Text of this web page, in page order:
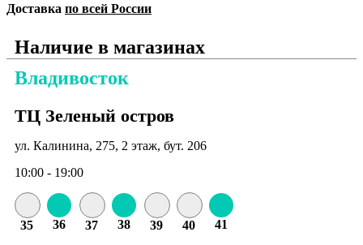
Доставка по всей России
Наличие в магазинах
Владивосток
ТЦ Зеленый остров
ул. Калинина, 275, 2 этаж, бут. 206
10:00 - 19:00
35 36 37 38 39 40 41